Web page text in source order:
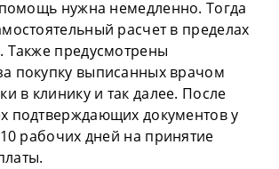
помощь нужна немедленно. Тогда
расчет в пределах
Также предусмотрены
покупку выписанных врачом
в клинику и так далее. После
подтверждающих документов у
рабочих дней на принятие